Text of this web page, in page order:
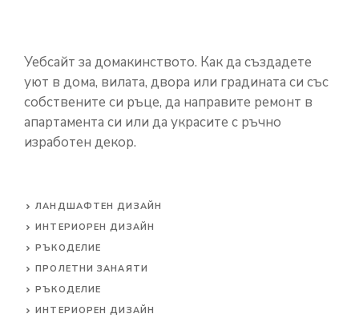
Уебсайт за домакинството. Как да създадете
уют в дома, вилата, двора или градината си със
собствените си ръце, да направите ремонт в
апартамента си или да украсите с ръчно
изработен декор.
ЛАНДШАФТЕН ДИЗАЙН
ИНТЕРИОРЕН ДИЗАЙН
РЪКОДЕЛИЕ
ПРОЛЕТНИ ЗАНАЯТИ
РЪКОДЕЛИЕ
ИНТЕРИОРЕН ДИЗАЙН